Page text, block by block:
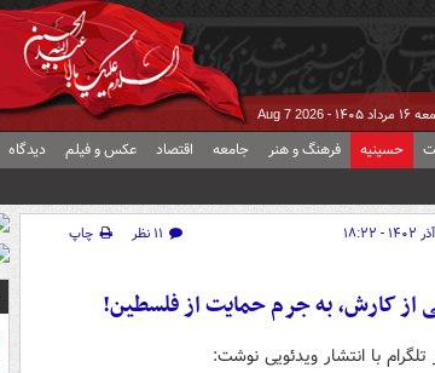
۱۴۰۵ - Aug 7 2026
حسینیه فرهنگ و هنر جامعه اقتصاد عکس و فیلم دیدگاه
۱۱ نظر
چاپ
از کارش، به جرم حمایت از فلسطین!
با انتشار ویدئویی نوشت: